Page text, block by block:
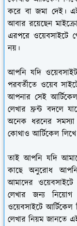
করে বা জমা দেই।
আবার রয়েছেন
এরপরে ওয়েবসাইটে
নয়।
আপনি যদি
পরবর্তীতে ওয়েব
আপনার সেই
লেখার ফ্রন্ট বদলে
অনেক ধরনের
কোথাও আর্টিকেল
তাই আপনি যদি
কাছে অনুরোধ
আমাদের
লেখার জন্য
ওয়েবসাইটে
লেখার নিয়ম জানতে